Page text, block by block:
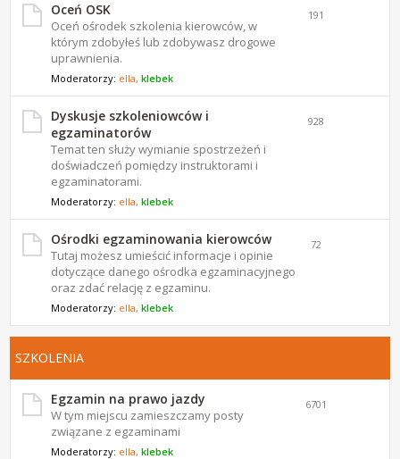
Oceń OSK
Oceń ośrodek szkolenia kierowców, w
którym zdobyłeś lub zdobywasz drogowe
uprawnienia.
Moderatorzy: ella,klebek
191
Dyskusje szkoleniowców i
egzaminatorów
Temat ten służy wymianie spostrzeżeń i
doświadczeń pomiędzy instruktorami i
egzaminatorami.
Moderatorzy: ella,klebek
928
Ośrodki egzaminowania kierowców
Tutaj możesz umieścić informacje i opinie
dotyczące danego ośrodka egzaminacyjnego
oraz zdać relację z egzaminu.
Moderatorzy: ella,klebek
72
SZKOLENIA
Egzamin na prawo jazdy
W tym miejscu zamieszczamy posty
związane z egzaminami
Moderatorzy: ella,klebek
6701